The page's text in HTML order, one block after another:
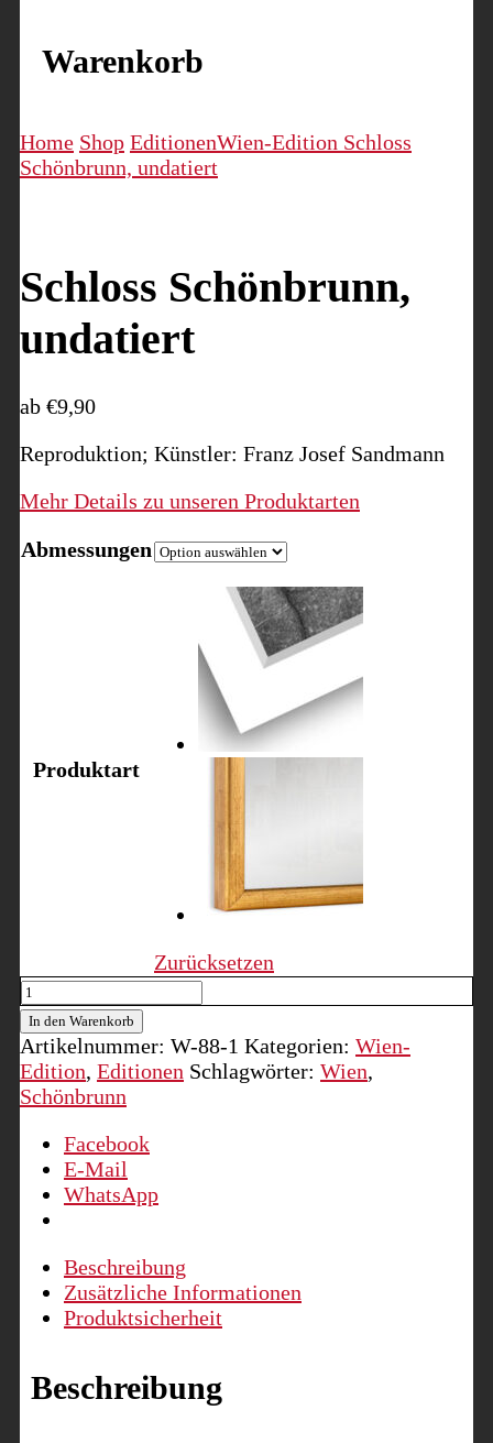
Warenkorb
Home Shop EditionenWien-Edition Schloss
Schönbrunn, undatiert
Schloss Schönbrunn,
undatiert
ab €9,90
Reproduktion; Künstler: Franz Josef Sandmann
Mehr Details zu unseren Produktarten
Abmessungen
Produktart
Zurücksetzen
Schloss
Schönbrunn,
undatiert
Menge
In den Warenkorb
Artikelnummer: W-88-1 Kategorien: Wien-
Edition, Editionen Schlagwörter: Wien,
Schönbrunn
Facebook
E-Mail
WhatsApp
Beschreibung
Zusätzliche Informationen
Produktsicherheit
Beschreibung